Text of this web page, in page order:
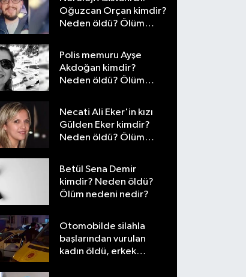
Oğuzcan Orçan kimdir?
Neden öldü? Ölüm
Polis memuru Ayşe
Akdoğan kimdir?
Neden öldü? Ölüm
Necati Ali Eker'in kızı
Gülden Eker kimdir?
Neden öldü? Ölüm
Betül Sena Demir
kimdir? Neden öldü?
Ölüm nedeni nedir?
Otomobilde silahla
başlarından vurulan
kadın öldü, erkek